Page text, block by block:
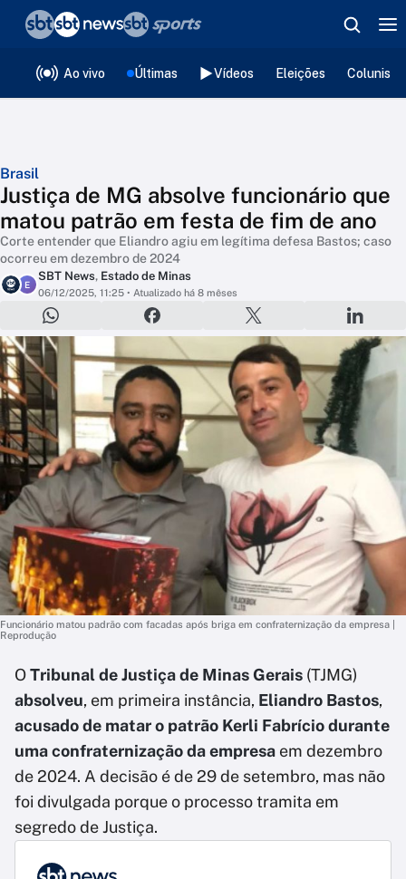
Ao vivo Últimas Vídeos Eleições
Brasil
Justiça de MG absolve funcionário que
matou patrão em festa de fim de ano
Corte entender que Eliandro agiu em legítima defesa Bastos; caso
ocorreu em dezembro de 2024
E
SBT News, Estado de Minas
06/12/2025, 11:25 • Atualizado há 8 mêses
Funcionário matou padrão com facadas após briga em confraternização da empresa |
Reprodução
OTribunal de Justiça de Minas Gerais (TJMG)
absolveu, em primeira instância, Eliandro Bastos,
acusado de matar o patrão Kerli Fabrício durante
uma confraternização da empresa em dezembro
de 2024. A decisão é de 29 de setembro, mas não
foi divulgada porque o processo tramita em
segredo de Justiça.
❮voltar
Editorias